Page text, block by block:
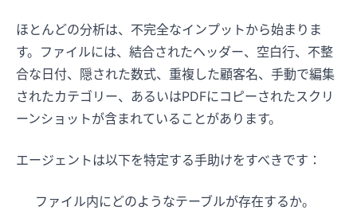
ほとんどの分析は、不完全なインプットから始まりま
す。ファイルには、結合されたヘッダー、空白行、不整
合な日付、隠された数式、重複した顧客名、手動で編集
されたカテゴリー、あるいはPDFにコピーされたスクリ
ーンショットが含まれていることがあります。
エージェントは以下を特定する手助けをすべきです：
ファイル内にどのようなテーブルが存在するか。